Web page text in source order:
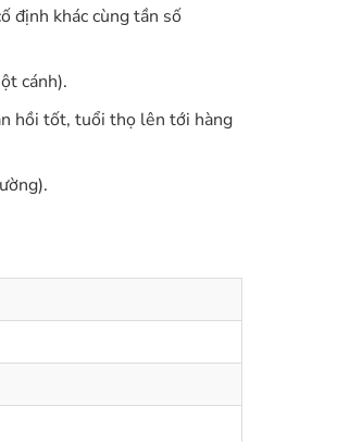
định khác cùng tần số
cánh).
hồi tốt, tuổi thọ lên tới hàng